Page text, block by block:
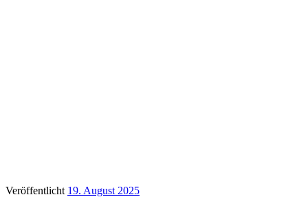
Veröffentlicht 19. August 2025